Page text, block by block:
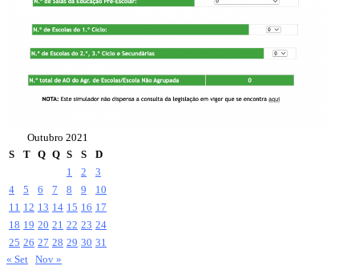
Outubro 2021
S
T Q Q S S
D
1
2
3
4
5 6 7 8 9
10
11 12 13 14 15 16 17
18 19 20 21 22 23 24
25 26 27 28 29 30 31
« Set Nov »